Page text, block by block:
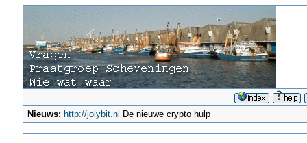
Nieuws: http://jolybit.nl De nieuwe crypto hulp